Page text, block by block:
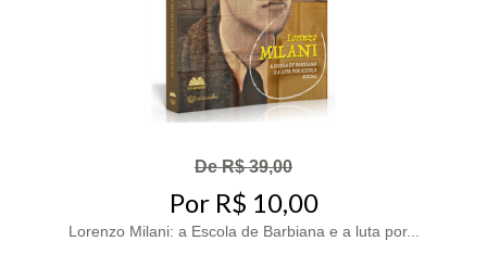
De R$ 39,00
Por R$ 10,00
Lorenzo Milani: a Escola de Barbiana e a luta por...